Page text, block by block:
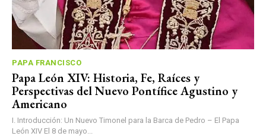
PAPA FRANCISCO
Papa León XIV: Historia, Fe, Raíces y
Perspectivas del Nuevo Pontífice Agustino y
Americano
I. Introducción: Un Nuevo Timonel para la Barca de Pedro – El Papa
León XIV El 8 de mayo...